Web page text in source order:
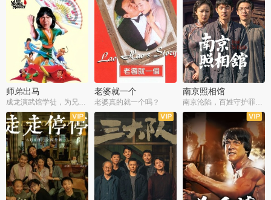
师弟出马
成龙演武馆学徒，为兄搏命战黑道
老婆就一个
老婆真的就一个吗？
南京照相馆
南京沦陷，百姓守护罪证底片